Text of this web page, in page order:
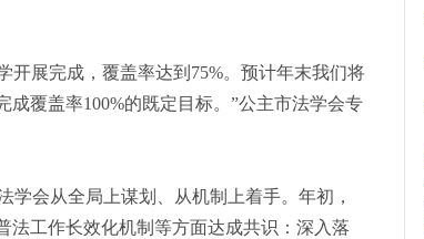
开展完成，覆盖率达到75%。预计年末我们将
覆盖率100%的既定目标。”公主市法学会专
会从全局上谋划、从机制上着手。年初，
法工作长效化机制等方面达成共识：深入落